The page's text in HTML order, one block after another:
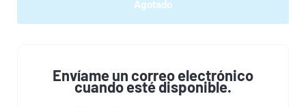
Agotado
Envíame un correo electrónico
cuando esté disponible.